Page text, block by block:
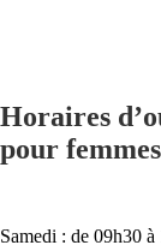
Horaires
pour
Samedi : de 09h30 à